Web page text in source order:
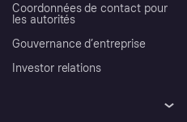
Coordonnées de contact pour
les autorités
Gouvernance d’entreprise
Investor relations